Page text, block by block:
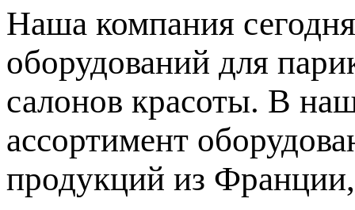
Наша компания
оборудований для
салонов красоты. В
ассортимент
продукций из